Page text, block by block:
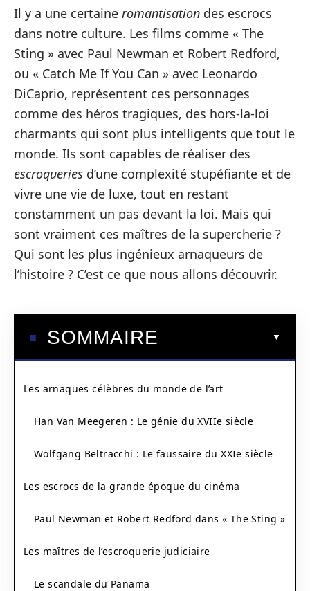
Il y a une certaine romantisation des escrocs
dans notre culture. Les films comme « The
Sting » avec Paul Newman et Robert Redford,
ou « Catch Me If You Can » avec Leonardo
DiCaprio, représentent ces personnages
comme des héros tragiques, des hors-la-loi
charmants qui sont plus intelligents que tout le
monde. Ils sont capables de réaliser des
escroqueries d’une complexité stupéfiante et de
vivre une vie de luxe, tout en restant
constamment un pas devant la loi. Mais qui
sont vraiment ces maîtres de la supercherie ?
Qui sont les plus ingénieux arnaqueurs de
l’histoire ? C’est ce que nous allons découvrir.
SOMMAIRE
Les arnaques célèbres du monde de l’art
Han Van Meegeren : Le génie du XVIIe siècle
Wolfgang Beltracchi : Le faussaire du XXIe siècle
Les escrocs de la grande époque du cinéma
Paul Newman et Robert Redford dans « The Sting »
Les maîtres de l’escroquerie judiciaire
Le scandale du Panama